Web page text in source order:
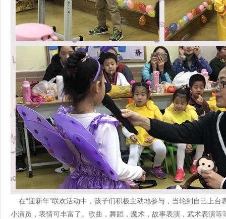
在“迎新年”联欢活动中，孩子们积极主动地参与，当轮到自己上台
小演员，表情可丰富了。歌曲，舞蹈，魔术，故事表演，武术表演